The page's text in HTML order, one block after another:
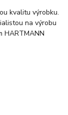
kvalitu výrobku.
na výrobu
HARTMANN